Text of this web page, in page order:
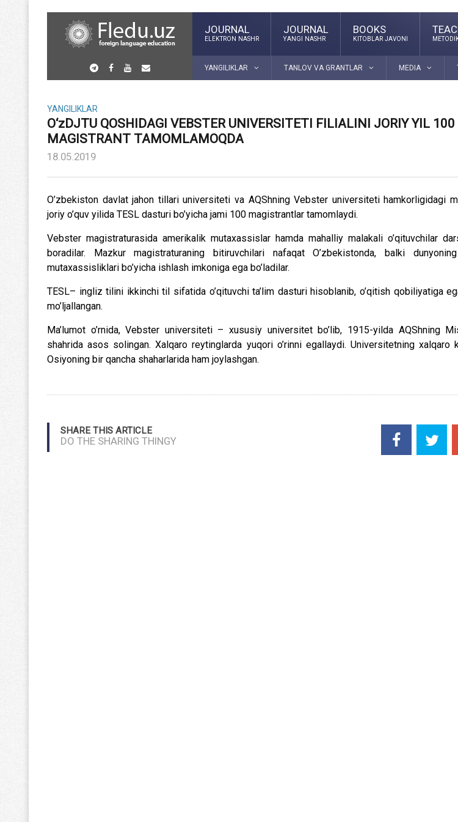
JOURNAL
ELEKTRON NASHR
JOURNAL
YANGI NASHR
BOOKS
KITOBLAR JAVONI
YANGILIKLAR TANLOV VA GRANTLAR MEDIA
YANGILIKLAR
O‘zDJTU QOSHIDAGI VEBSTER UNIVERSITETI FILIALINI JORIY YIL
MAGISTRANT TAMOMLAMOQDA
18.05.2019
O’zbekiston davlat jahon tillari universiteti va AQShning Vebster universiteti hamkorligidagi
joriy o’quv yilida TESL dasturi bo’yicha jami 100 magistrantlar tamomlaydi.
Vebster magistraturasida amerikalik mutaxassislar hamda mahalliy malakali o’qituvchilar
boradilar. Mazkur magistraturaning bitiruvchilari nafaqat O’zbekistonda, balki
mutaxassisliklari bo’yicha ishlash imkoniga ega bo’ladilar.
TESL– ingliz tilini ikkinchi til sifatida o’qituvchi ta’lim dasturi hisoblanib, o’qitish qobiliyatiga
mo’ljallangan.
Ma’lumot o’rnida, Vebster universiteti – xususiy universitet bo’lib, 1915-yilda AQShning
shahrida asos solingan. Xalqaro reytinglarda yuqori o’rinni egallaydi. Universitetning xalqaro
Osiyoning bir qancha shaharlarida ham joylashgan.
SHARE THIS ARTICLE
DO THE SHARING THINGY